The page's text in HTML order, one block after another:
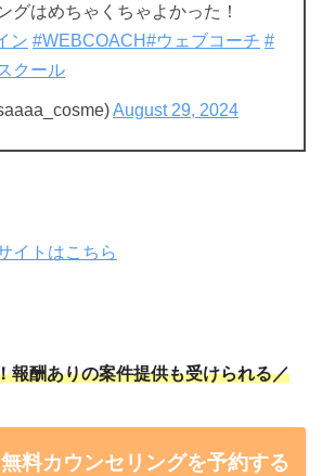
グはめちゃくちゃよかった！
ン #WEBCOACH#ウェブコーチ #
クール
August 29, 2024
イトはこちら
報酬ありの案件提供も受けられる／
料カウンセリングを予約する